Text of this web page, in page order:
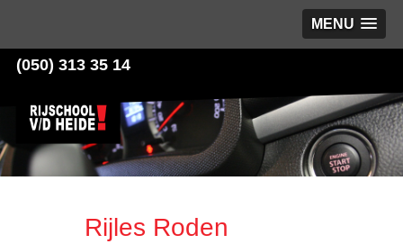
MENU
(050) 313 35 14
Rijles Roden